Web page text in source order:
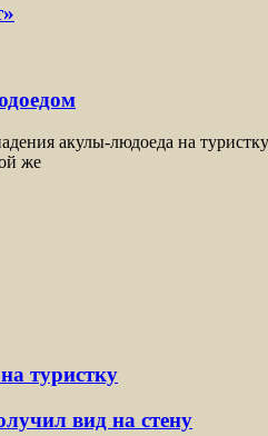
акулы-людоеда на
же
туристку
вид на стену